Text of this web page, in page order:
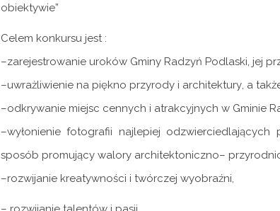
obiektywie”
Celem konkursu jest :
–zarejestrowanie uroków Gminy Radzyń Podlaski, jej
–uwrażliwienie na piękno przyrody i architektury, a
–odkrywanie miejsc cennych i atrakcyjnych w Gminie
–wyłonienie fotografii najlepiej odzwierciedlających
sposób promujący walory architektoniczno–
–rozwijanie kreatywności i twórczej wyobraźni,